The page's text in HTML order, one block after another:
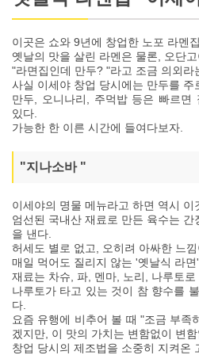
이곳은 쇼와 9년에 창업한 노포 라멘
옛날의 맛을 살린 라멘은 물론, 오단
"라면집인데 만두? "라고 조금 의외라
사실 이세야 창업 당시에는 만두를 주
만두, 오니나리, 주먹밥 등은 빠르면
있다.
가능한 한 이른 시간에 들여다보자.
"지나소바 "
이세야의 명물 메뉴라고 하면 역시 이
엄선된 국내산 재료로 만든 육수는
을 낸다.
허세도 별로 없고, 오히려 아싸한 느낌
매일 먹어도 질리지 않는 '옛날식 라면'
재료는 차슈, 파, 멘마, 노리, 나루토로
나루토가 타고 있는 것이 참 향수를
다.
요즘 유행에 비추어 볼 때 "조금 부족
겠지만, 이 맛의 가치는 변함없이 변함
창업 당시의 제조법을 소중히 지켜온